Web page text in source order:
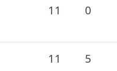
11 0
11 5